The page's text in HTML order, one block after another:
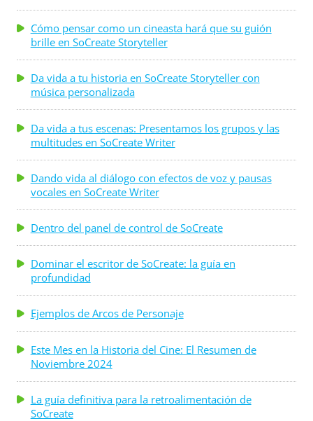
Cómo pensar como un cineasta hará que su guión
brille en SoCreate Storyteller
Da vida a tu historia en SoCreate Storyteller con
música personalizada
Da vida a tus escenas: Presentamos los grupos y las
multitudes en SoCreate Writer
Dando vida al diálogo con efectos de voz y pausas
vocales en SoCreate Writer
Dentro del panel de control de SoCreate
Dominar el escritor de SoCreate: la guía en
profundidad
Ejemplos de Arcos de Personaje
Este Mes en la Historia del Cine: El Resumen de
Noviembre 2024
La guía definitiva para la retroalimentación de
SoCreate